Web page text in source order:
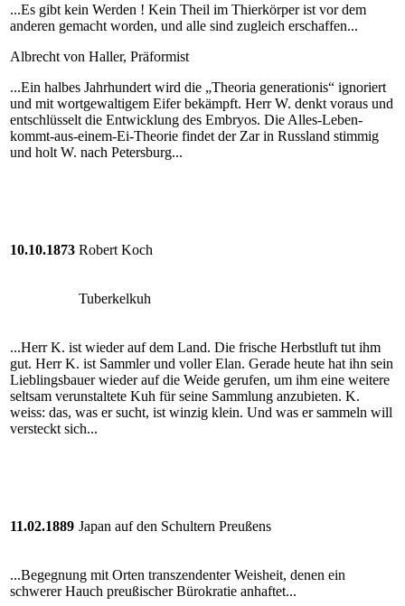
...Es gibt kein Werden ! Kein Theil im Thierkörper ist vor dem
anderen gemacht worden, und alle sind zugleich erschaffen...
Albrecht von Haller, Präformist
...Ein halbes Jahrhundert wird die „Theoria generationis“ ignoriert
und mit wortgewaltigem Eifer bekämpft. Herr W. denkt voraus und
entschlüsselt die Entwicklung des Embryos. Die Alles-Leben-
kommt-aus-einem-Ei-Theorie findet der Zar in Russland stimmig
und holt W. nach Petersburg...
10.10.1873 Robert Koch
Tuberkelkuh
...Herr K. ist wieder auf dem Land. Die frische Herbstluft tut ihm
gut. Herr K. ist Sammler und voller Elan. Gerade heute hat ihn sein
Lieblingsbauer wieder auf die Weide gerufen, um ihm eine weitere
seltsam verunstaltete Kuh für seine Sammlung anzubieten. K.
weiss: das, was er sucht, ist winzig klein. Und was er sammeln will
versteckt sich...
11.02.1889 Japan auf den Schultern Preußens
...Begegnung mit Orten transzendenter Weisheit, denen ein
schwerer Hauch preußischer Bürokratie anhaftet...